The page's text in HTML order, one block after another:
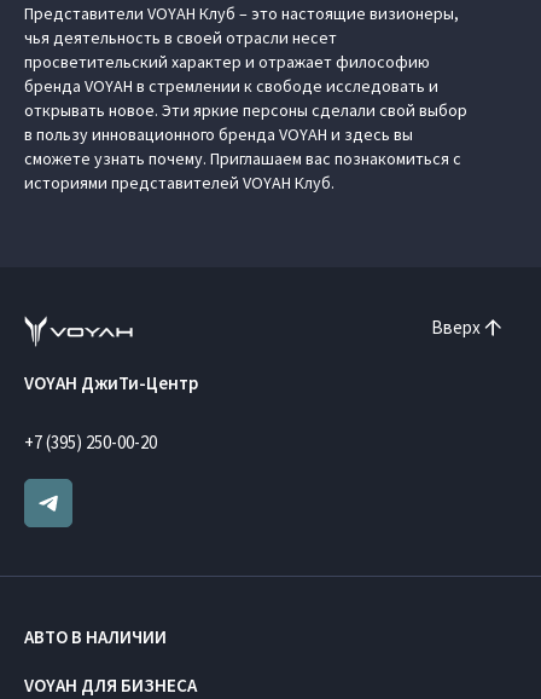
Представители VOYAH Клуб – это настоящие визионеры,
чья деятельность в своей отрасли несет
просветительский характер и отражает философию
бренда VOYAH в стремлении к свободе исследовать и
открывать новое. Эти яркие персоны сделали свой выбор
в пользу инновационного бренда VOYAH и здесь вы
сможете узнать почему. Приглашаем вас познакомиться с
историями представителей VOYAH Клуб.
Вверх
VOYAH ДжиТи-Центр
+7 (395) 250-00-20
АВТО В НАЛИЧИИ
VOYAH ДЛЯ БИЗНЕСА